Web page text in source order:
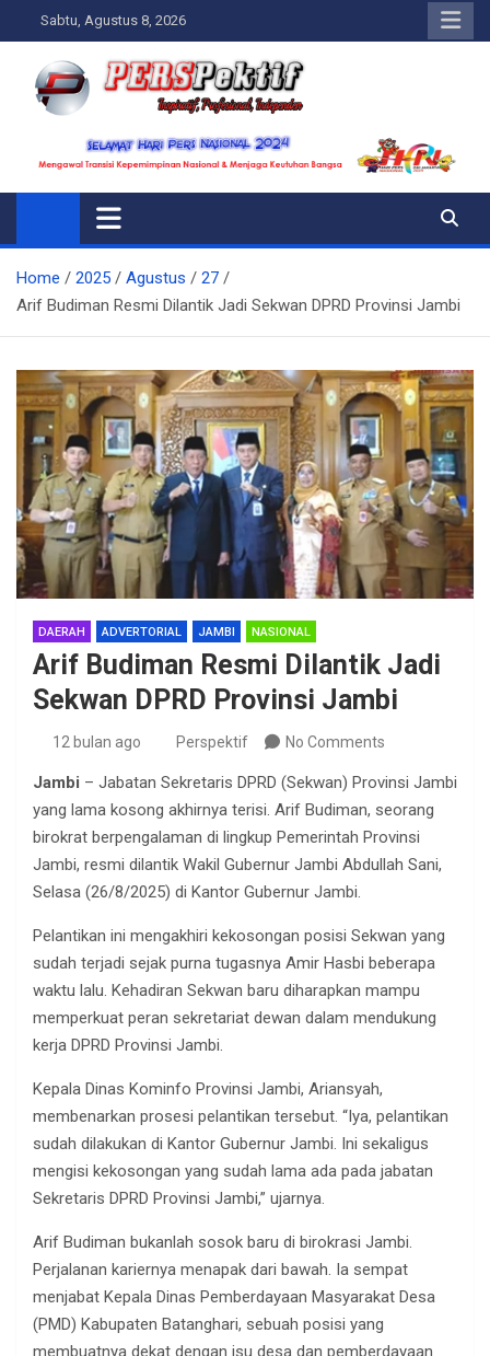
to
content
Sabtu, Agustus 8, 2026
Perspektif.today
Ispiratif Profesional Independen
Home 2025 Agustus
27
Arif Budiman Resmi Dilantik Jadi Sekwan DPRD Provinsi Jambi
DAERAH ADVERTORIAL JAMBI NASIONAL
Arif Budiman Resmi Dilantik Jadi
Sekwan DPRD Provinsi Jambi
12 bulan ago Perspektif No Comments
Jambi – Jabatan Sekretaris DPRD (Sekwan) Provinsi Jambi
yang lama kosong akhirnya terisi. Arif Budiman, seorang
birokrat berpengalaman di lingkup Pemerintah Provinsi
Jambi, resmi dilantik Wakil Gubernur Jambi Abdullah Sani,
Selasa (26/8/2025) di Kantor Gubernur Jambi.
Pelantikan ini mengakhiri kekosongan posisi Sekwan yang
sudah terjadi sejak purna tugasnya Amir Hasbi beberapa
waktu lalu. Kehadiran Sekwan baru diharapkan mampu
memperkuat peran sekretariat dewan dalam mendukung
kerja DPRD Provinsi Jambi.
Kepala Dinas Kominfo Provinsi Jambi, Ariansyah,
membenarkan prosesi pelantikan tersebut. “Iya, pelantikan
sudah dilakukan di Kantor Gubernur Jambi. Ini sekaligus
mengisi kekosongan yang sudah lama ada pada jabatan
Sekretaris DPRD Provinsi Jambi,” ujarnya.
Arif Budiman bukanlah sosok baru di birokrasi Jambi.
Perjalanan kariernya menapak dari bawah. Ia sempat
menjabat Kepala Dinas Pemberdayaan Masyarakat Desa
(PMD) Kabupaten Batanghari, sebuah posisi yang
membuatnya dekat dengan isu desa dan pemberdayaan